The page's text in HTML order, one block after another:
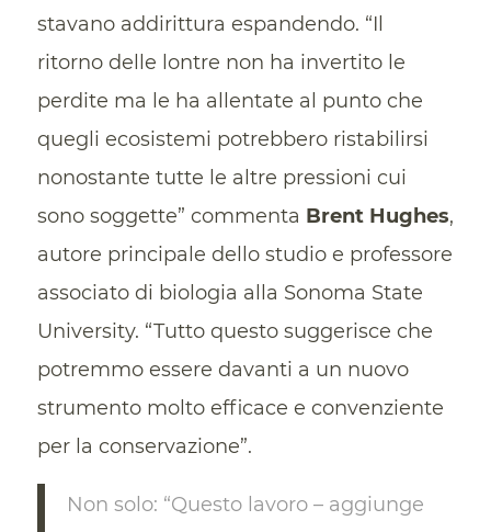
stavano addirittura espandendo. “Il
ritorno delle lontre non ha invertito le
perdite ma le ha allentate al punto che
quegli ecosistemi potrebbero ristabilirsi
nonostante tutte le altre pressioni cui
sono soggette” commenta Brent Hughes,
autore principale dello studio e professore
associato di biologia alla Sonoma State
University. “Tutto questo suggerisce che
potremmo essere davanti a un nuovo
strumento molto efficace e convenziente
per la conservazione”.
Non solo: “Questo lavoro – aggiunge